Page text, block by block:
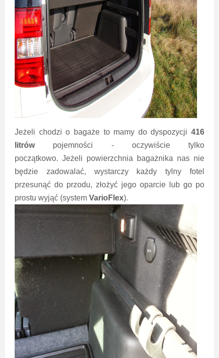
Jeżeli chodzi o bagaże to mamy do dyspozycji416
litrówpojemności - oczywiście tylko
początkowo. Jeżeli powierzchnia bagażnika nas nie
będzie zadowalać, wystarczy każdy tylny fotel
przesunąć do przodu, złożyć jego oparcie lub go po
prostu wyjąć (system VarioFlex).